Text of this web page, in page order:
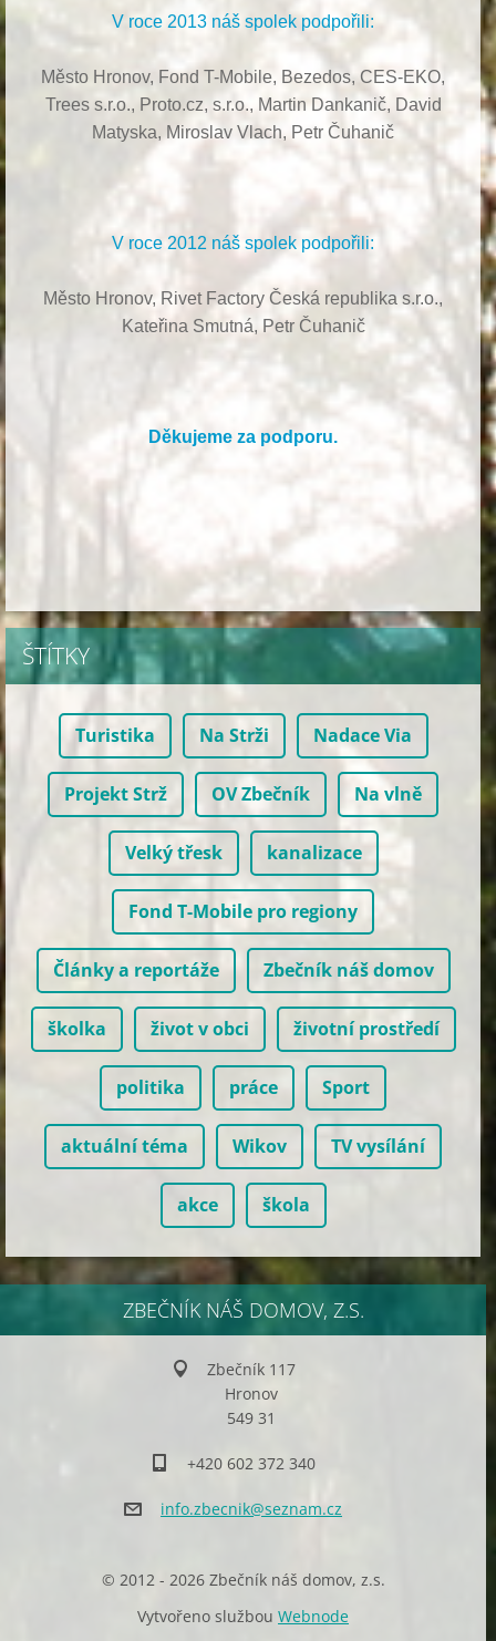
V roce 2013 náš spolek podpořili:
Město Hronov, Fond T-Mobile, Bezedos, CES-EKO,
Trees s.r.o., Proto.cz, s.r.o., Martin Dankanič, David
Matyska, Miroslav Vlach, Petr Čuhanič
V roce 2012 náš spolek podpořili:
Město Hronov, Rivet Factory Česká republika s.r.o.,
Kateřina Smutná, Petr Čuhanič
Děkujeme za podporu.
ŠTÍTKY
Turistika Na Strži Nadace Via
Projekt Strž OV Zbečník Na vlně
Velký třesk kanalizace
Fond T-Mobile pro regiony
Články a reportáže Zbečník náš domov
školka život v obci životní prostředí
politika práce Sport
aktuální téma Wikov TV vysílání
akce škola
ZBEČNÍK NÁŠ DOMOV, Z.S.
Zbečník 117
Hronov
549 31
+420 602 372 340
info.zbecnik@seznam.cz
© 2012 - 2026 Zbečník náš domov, z.s.
Vytvořeno službouWebnode